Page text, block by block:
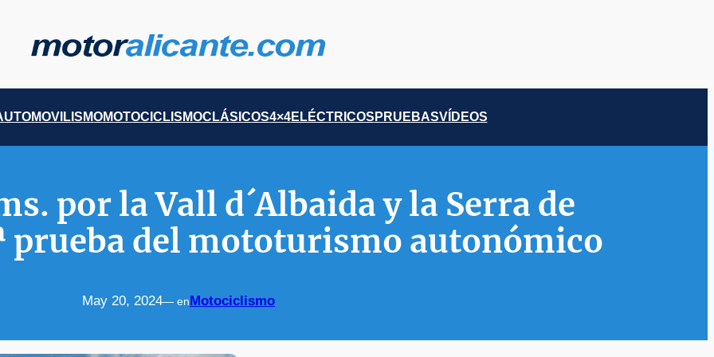
MOTOCICLISMOCLÁSICOS4×4ELÉCTRICOS PRUEBASVÍDEOS
por la Vall d´Albaida y la Serra de
prueba del mototurismo autonómico
May 20, 2024— enMotociclismo